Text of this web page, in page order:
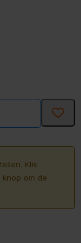
Klik
om de